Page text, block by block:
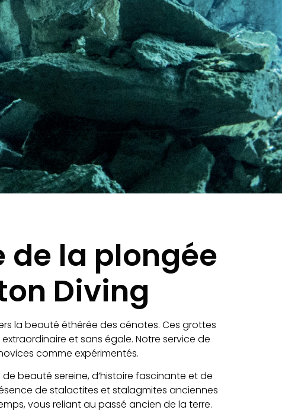
de la plongée
Diving
la beauté éthérée des cénotes. Ces grottes
et sans égale. Notre service de
comme expérimentés.
beauté sereine, d’histoire fascinante et de
de stalactites et stalagmites anciennes
vous reliant au passé ancien de la terre.